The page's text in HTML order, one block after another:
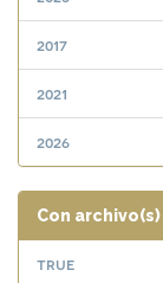
2017
2021
2026
Con archivo(s)
true